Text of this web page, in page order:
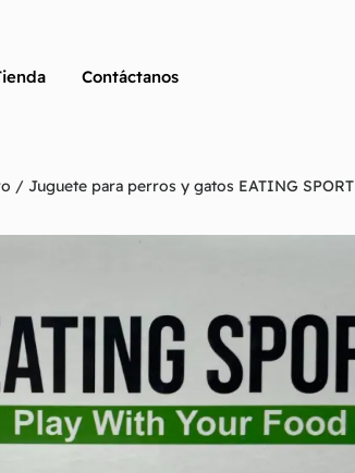
Contáctanos
/ Juguete para perros y gatos EATING SPORT